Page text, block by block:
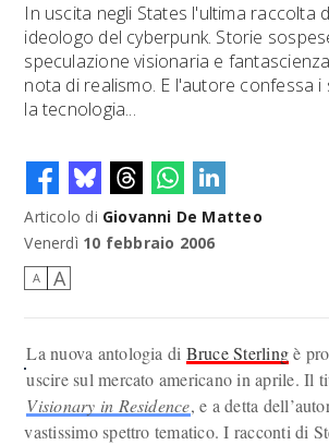
NETFLIX SADIE SINK STAR TREK: STRANGE NEW
In uscita negli States l'ultima raccolta
ideologo del cyberpunk. Storie
speculazione visionaria e
nota di realismo. E l'autore confessa i
la tecnologia...
Articolo di Giovanni De Matteo
Venerdì 10 febbraio 2006
A A
La nuova antologia di Bruce Sterlingè
uscire sul mercato americano in aprile. Il
Visionary in Residence, e a detta
vastissimo spettro tematico. I racconti di